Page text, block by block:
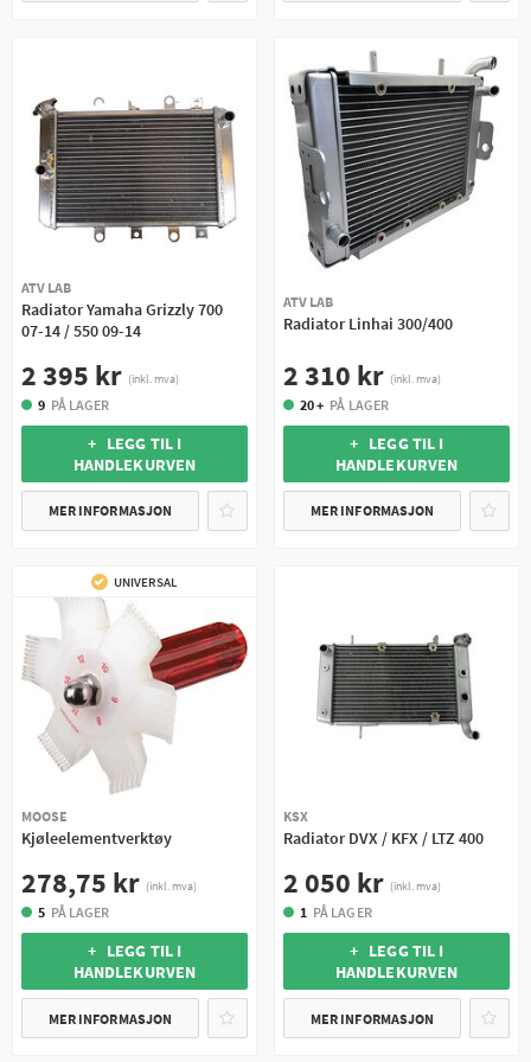
ATV LAB
Radiator Yamaha Grizzly 700
07-14 / 550 09-14
2 395 kr (inkl. mva)
9 PÅ LAGER
+ LEGG TIL I
HANDLEKURVEN
MER INFORMASJON
ATV LAB
Radiator Linhai 300/400
2 310 kr (inkl. mva)
20 + PÅ LAGER
+ LEGG TIL I
HANDLEKURVEN
MER INFORMASJON
UNIVERSAL
MOOSE
Kjøleelementverktøy
278,75 kr (inkl. mva)
5 PÅ LAGER
+ LEGG TIL I
HANDLEKURVEN
MER INFORMASJON
KSX
Radiator DVX / KFX / LTZ 400
2 050 kr (inkl. mva)
1 PÅ LAGER
+ LEGG TIL I
HANDLEKURVEN
MER INFORMASJON